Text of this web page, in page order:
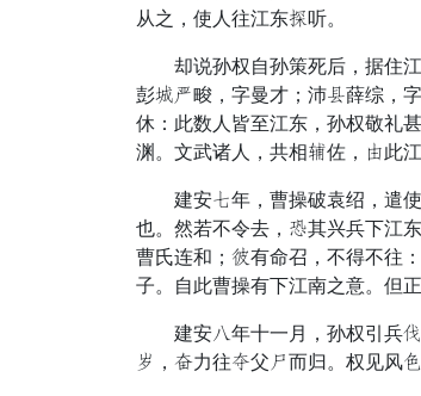
从之，使人往江东劳听。
却说孙权自孙策死后，据住江
彭亡跃畯，字曼才；沛审薛综，
休：此数人皆至江东，孙权敬礼
渊。文武诸人，共相纪佐，概此
建安懒年，曹操破袁绍，遣使
也。然若不令去，绳其兴兵下江
曹氏连和；奉有命召，不得不往
子。自此曹操有下江南之意。但
建安志年十一月，孙权引兵集
悬，尸力往律父抱而归。权见风